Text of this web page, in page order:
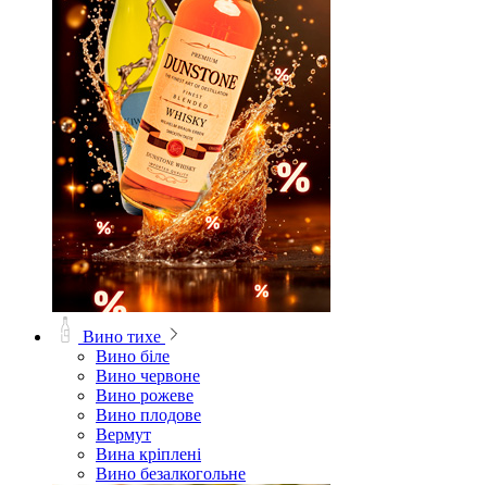
Вино тихе
Вино біле
Вино червоне
Вино рожеве
Вино плодове
Вермут
Вина кріплені
Вино безалкогольне